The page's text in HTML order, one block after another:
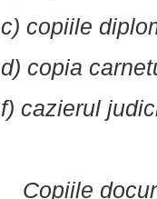
c) copiile
d) copia
f) cazierul
Copiile